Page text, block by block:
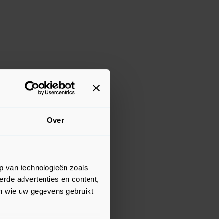
Over
van technologieën zoals
advertenties en content,
wie uw gegevens gebruikt